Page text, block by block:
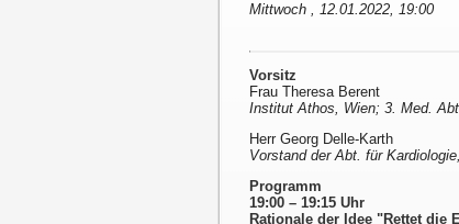
Mittwoch , 12.01.2022, 19:00
Vorsitz
Frau Theresa Berent
Institut Athos, Wien; 3. Med.
Herr Georg Delle-Karth
Vorstand der Abt. für
Programm
19:00 – 19:15 Uhr
Rationale der Idee "Rettet die